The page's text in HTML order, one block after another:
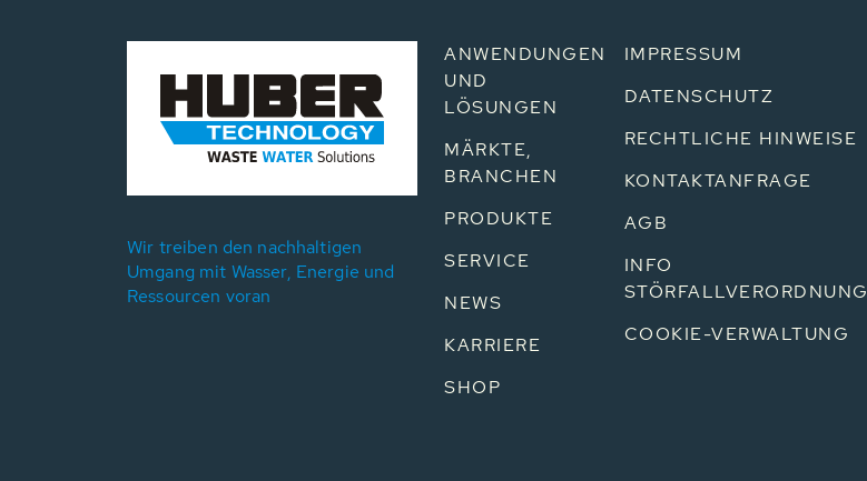
Wir treiben den nachhaltigen
Umgang mit Wasser, Energie und
Ressourcen voran
ANWENDUNGEN
UND
LÖSUNGEN
MÄRKTE,
BRANCHEN
PRODUKTE
SERVICE
NEWS
KARRIERE
SHOP
IMPRESSUM
DATENSCHUTZ
RECHTLICHE HINWEISE
KONTAKTANFRAGE
AGB
INFO
STÖRFALLVERORDNUNG
COOKIE-VERWALTUNG